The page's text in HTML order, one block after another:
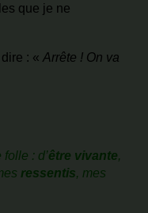
que je ne
: « Arrête ! On va
: d’être vivante,
ressentis, mes